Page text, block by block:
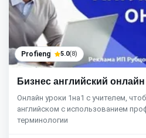
Profieng 5.0(8)
Бизнес английский онлайн
Онлайн уроки 1на1 с учителем,
английском с использованием
терминологии